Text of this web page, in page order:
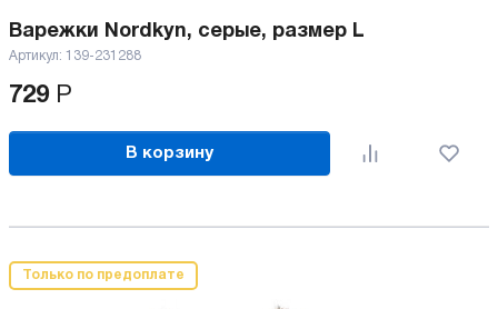
Варежки Nordkyn, серые, размер L
Артикул: 139-231288
729 Р
В корзину
Только по предоплате